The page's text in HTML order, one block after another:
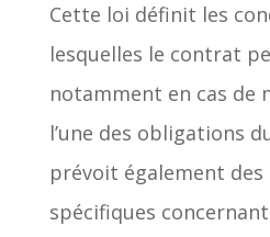
Cette loi définit les
lesquelles le contrat
notamment en cas de
l’une des obligations
prévoit également
spécifiques